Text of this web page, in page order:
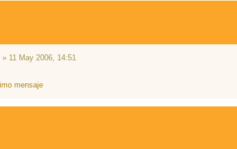
» 11 May 2006, 14:51